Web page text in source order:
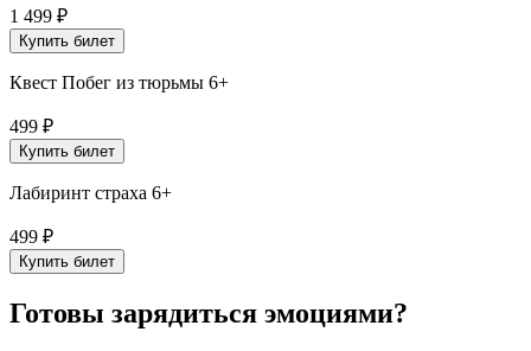
1 499 ₽
Купить билет
Квест Побег из тюрьмы 6+
499 ₽
Купить билет
Лабиринт страха 6+
499 ₽
Купить билет
Готовы зарядиться эмоциями?